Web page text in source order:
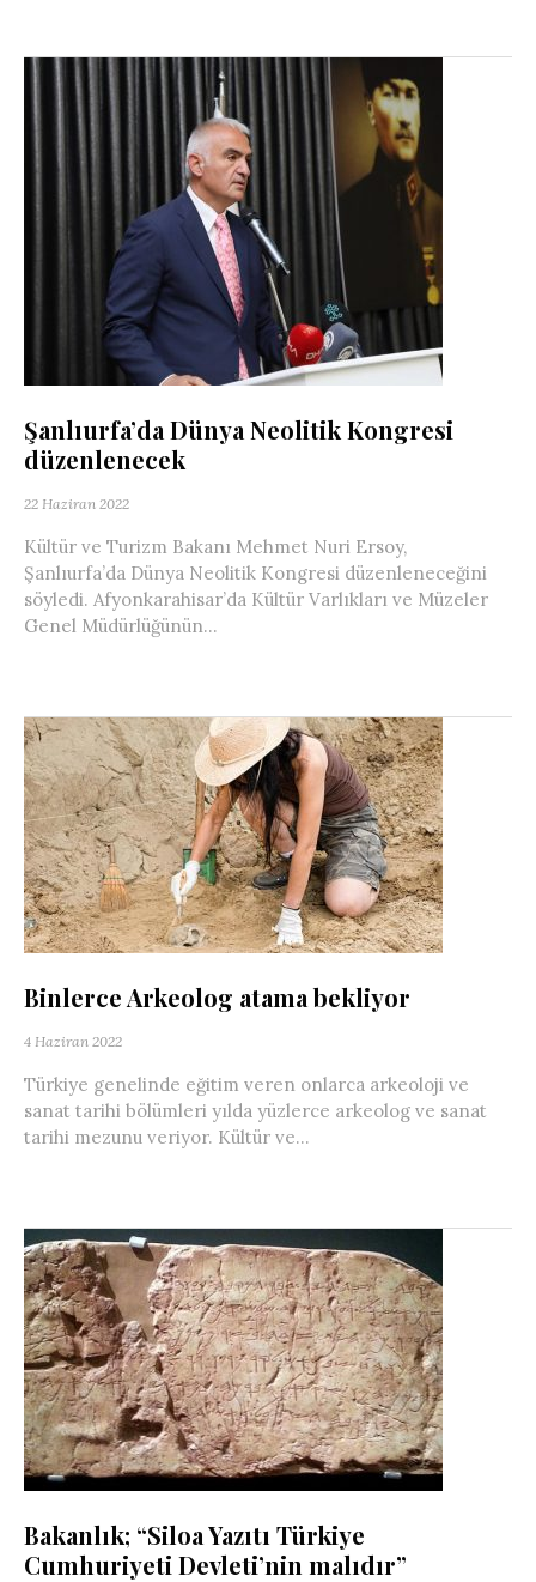
Şanlıurfa’da Dünya Neolitik Kongresi
düzenlenecek
22 Haziran 2022
Kültür ve Turizm Bakanı Mehmet Nuri Ersoy,
Şanlıurfa’da Dünya Neolitik Kongresi düzenleneceğini
söyledi. Afyonkarahisar’da Kültür Varlıkları ve Müzeler
Genel Müdürlüğünün...
Binlerce Arkeolog atama bekliyor
4 Haziran 2022
Türkiye genelinde eğitim veren onlarca arkeoloji ve
sanat tarihi bölümleri yılda yüzlerce arkeolog ve sanat
tarihi mezunu veriyor. Kültür ve...
Bakanlık; “Siloa Yazıtı Türkiye
Cumhuriyeti Devleti’nin malıdır”